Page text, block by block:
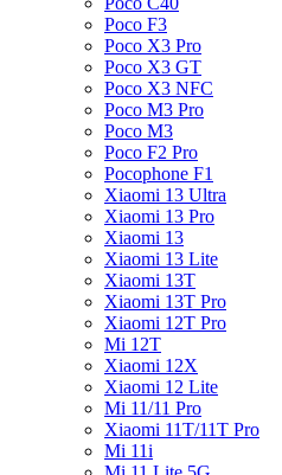
Poco F3
Poco X3 Pro
Poco X3 GT
Poco X3 NFC
Poco M3 Pro
Poco M3
Poco F2 Pro
Pocophone F1
Xiaomi 13 Ultra
Xiaomi 13 Pro
Xiaomi 13
Xiaomi 13 Lite
Xiaomi 13T
Xiaomi 13T Pro
Xiaomi 12T Pro
Mi 12T
Xiaomi 12X
Xiaomi 12 Lite
Mi 11/11 Pro
Xiaomi 11T/11T Pro
Mi 11i